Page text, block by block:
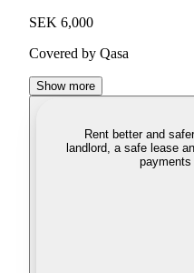
SEK 6,000
Covered by Qasa
Show more
Rent better and
landlord, a safe lease
payments